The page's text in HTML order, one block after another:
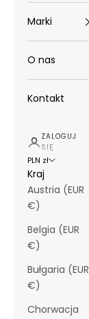
Marki
O nas
Kontakt
ZALOGUJ
SIĘ
PLN zł
Kraj
Austria (EUR
€)
Belgia (EUR
€)
Bułgaria (EUR
€)
Chorwacja